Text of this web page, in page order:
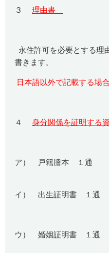
３ 理由書
永住許可を必要とする理
書きます。
日本語以外で記載する場
４ 身分関係を証明する
ア） 戸籍謄本 １通
イ） 出生証明書 １通
ウ） 婚姻証明書 １通